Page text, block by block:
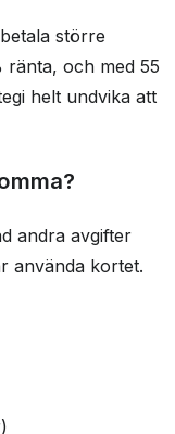
större
och med 55
helt undvika att
andra avgifter
använda kortet.